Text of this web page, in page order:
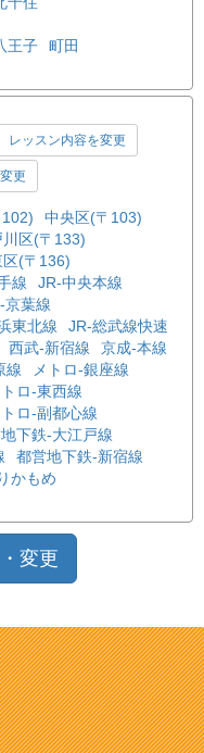
王子
町田
レッスン内容を変更
更
中央区(〒103)
川区(〒133)
区(〒136)
線
JR-中央本線
京葉線
東北線
JR-総武線快速
西武-新宿線
京成-本線
線
メトロ-銀座線
トロ-東西線
トロ-副都心線
下鉄-大江戸線
都営地下鉄-新宿線
かもめ
変更